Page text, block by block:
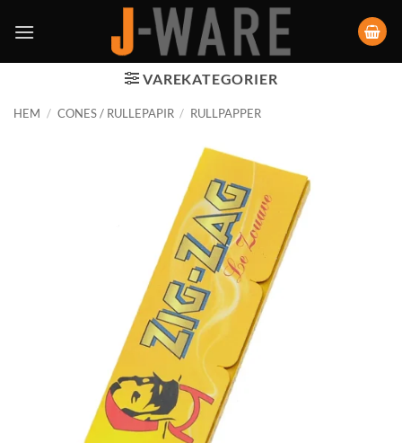
VAREKATEGORIER
HEM / CONES / RULLEPAPIR / RULLPAPPER